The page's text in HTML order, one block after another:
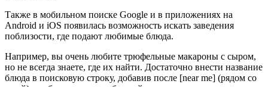
Также в мобильном поиске Google и в приложениях на
Android и iOS появилась возможность искать заведения
поблизости, где подают любимые блюда.
Например, вы очень любите трюфельные макароны с сыром,
но не всегда знаете, где их найти. Достаточно внести название
блюда в поисковую строку, добавив после [near me] (рядом со